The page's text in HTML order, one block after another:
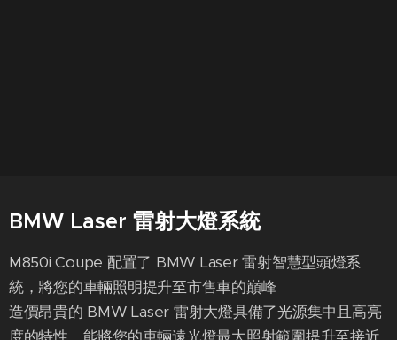
BMW Laser 雷射大燈系統
M850i Coupe 配置了 BMW Laser 雷射智慧型頭燈系
統，將您的車輛照明提升至市售車的巔峰
造價昂貴的 BMW Laser 雷射大燈具備了光源集中且高亮